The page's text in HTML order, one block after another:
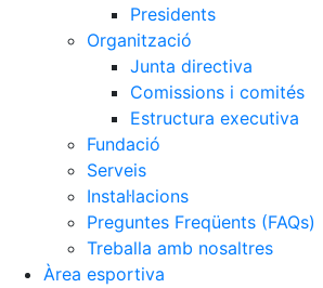
Presidents
Organització
Junta directiva
Comissions i comités
Estructura executiva
Fundació
Serveis
Instal·lacions
Preguntes Freqüents (FAQs)
Treballa amb nosaltres
Àrea esportiva